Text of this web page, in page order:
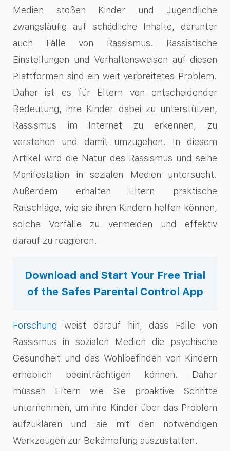
Medien stoßen Kinder und Jugendliche
zwangsläufig auf schädliche Inhalte, darunter
auch Fälle von Rassismus. Rassistische
Einstellungen und Verhaltensweisen auf diesen
Plattformen sind ein weit verbreitetes Problem.
Daher ist es für Eltern von entscheidender
Bedeutung, ihre Kinder dabei zu unterstützen,
Rassismus im Internet zu erkennen, zu
verstehen und damit umzugehen. In diesem
Artikel wird die Natur des Rassismus und seine
Manifestation in sozialen Medien untersucht.
Außerdem erhalten Eltern praktische
Ratschläge, wie sie ihren Kindern helfen können,
solche Vorfälle zu vermeiden und effektiv
darauf zu reagieren.
Download and Start Your Free Trial
of the Safes Parental Control App
Forschung
weist darauf hin, dass Fälle von
Rassismus in sozialen Medien die psychische
Gesundheit und das Wohlbefinden von Kindern
erheblich beeinträchtigen können. Daher
müssen Eltern wie Sie proaktive Schritte
unternehmen, um ihre Kinder über das Problem
aufzuklären und sie mit den notwendigen
Werkzeugen zur Bekämpfung auszustatten.